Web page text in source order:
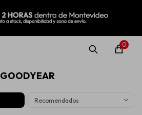
0
GOODYEAR
Recomendados
MI CUENTA
Rolling Repuestos